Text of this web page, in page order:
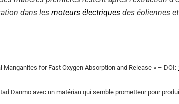
dans les moteurs électriques des éoliennes
Manganites for Fast Oxygen Absorption and Release » – DOI:
Danmo avec un matériau qui semble prometteur pour